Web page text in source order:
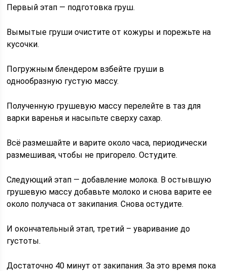
Первый этап — подготовка груш.
Вымытые груши очистите от кожуры и порежьте на
кусочки.
Погружным блендером взбейте груши в
однообразную густую массу.
Полученную грушевую массу перелейте в таз для
варки варенья и насыпьте сверху сахар.
Всё размешайте и варите около часа, периодически
размешивая, чтобы не пригорело. Остудите.
Следующий этап — добавление молока. В остывшую
грушевую массу добавьте молоко и снова варите ее
около получаса от закипания. Снова остудите.
И окончательный этап, третий – уваривание до
густоты.
Достаточно 40 минут от закипания. За это время пока